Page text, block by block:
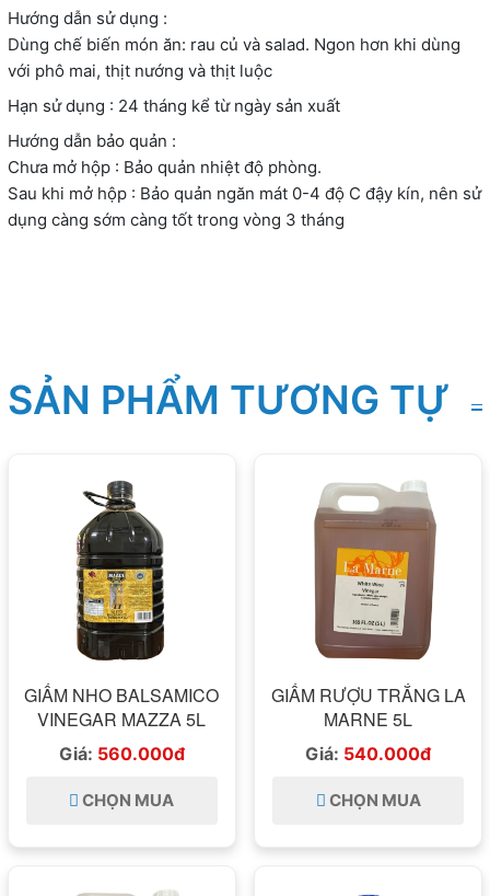
Hướng dẫn sử dụng :
Dùng chế biến món ăn: rau củ và salad. Ngon hơn khi dùng
với phô mai, thịt nướng và thịt luộc
Hạn sử dụng : 24 tháng kể từ ngày sản xuất
Hướng dẫn bảo quản :
Chưa mở hộp : Bảo quản nhiệt độ phòng.
Sau khi mở hộp : Bảo quản ngăn mát 0-4 độ C đậy kín, nên sử
dụng càng sớm càng tốt trong vòng 3 tháng
SẢN PHẨM TƯƠNG TỰ
GIẤM NHO BALSAMICO
VINEGAR MAZZA 5L
Giá: 560.000đ
CHỌN MUA
GIẤM RƯỢU TRẮNG LA
MARNE 5L
Giá: 540.000đ
CHỌN MUA